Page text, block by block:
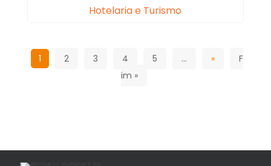
Hotelaria e Turismo
1 2 3 4 5 ... »
F
im »